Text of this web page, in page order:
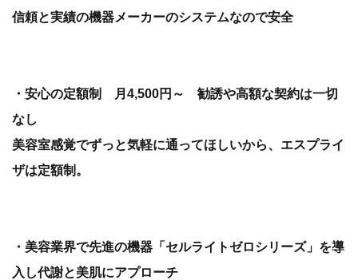
信頼と実績の機器メーカーのシステムなので安全
・安心の定額制 月4,500円～ 勧誘や高額な契約は一切
なし
美容室感覚でずっと気軽に通ってほしいから、エスプライ
ザは定額制。
・美容業界で先進の機器「セルライトゼロシリーズ」を導
入し代謝と美肌にアプローチ